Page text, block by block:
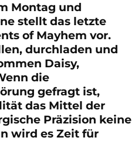
Montag und
stellt das letzte
of Mayhem vor.
durchladen und
Daisy,
die
gefragt ist,
das Mittel der
Präzision keine
wird es Zeit für